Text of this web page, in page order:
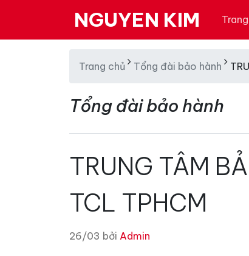
NGUYEN KIM
Trang chủ Tổng đài bảo hành
Tổng đài bảo hành
TRUNG TÂM
TCL TPHCM
26/03 bởi Admin